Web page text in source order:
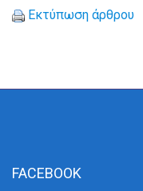
Εκτύπωση άρθρου
FACEBOOK